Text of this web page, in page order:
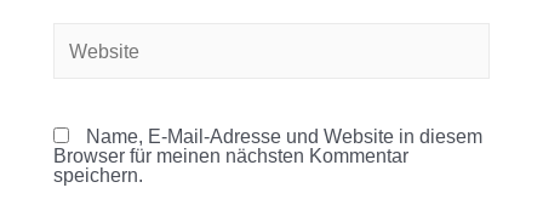
Name, E-Mail-Adresse und Website in diesem
Browser für meinen nächsten Kommentar
speichern.